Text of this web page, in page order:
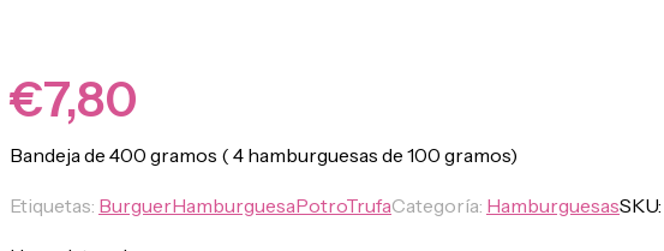
€7,80
Bandeja de 400 gramos ( 4 hamburguesas de 100 gramos)
Etiquetas: BurguerHamburguesaPotroTrufaCategoría: HamburguesasSKU: